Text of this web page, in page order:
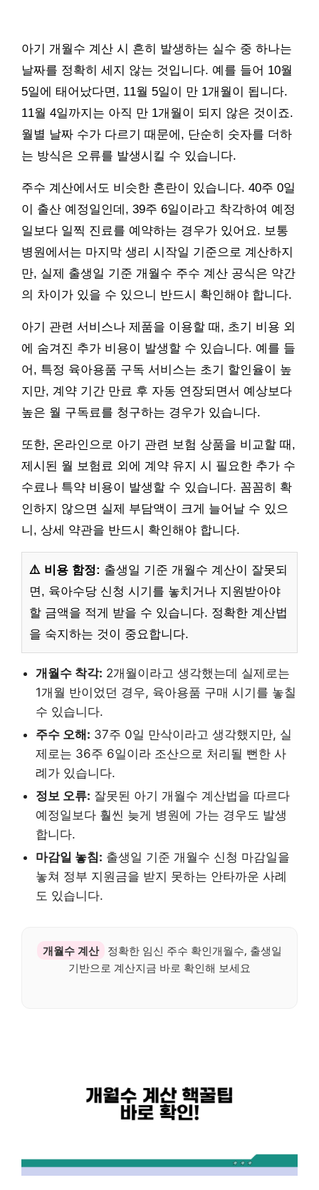
아기 개월수 계산 시 흔히 발생하는 실수 중 하나는
날짜를 정확히 세지 않는 것입니다. 예를 들어 10월
5일에 태어났다면, 11월 5일이 만 1개월이 됩니다.
11월 4일까지는 아직 만 1개월이 되지 않은 것이죠.
월별 날짜 수가 다르기 때문에, 단순히 숫자를 더하
는 방식은 오류를 발생시킬 수 있습니다.
주수 계산에서도 비슷한 혼란이 있습니다. 40주 0일
이 출산 예정일인데, 39주 6일이라고 착각하여 예정
일보다 일찍 진료를 예약하는 경우가 있어요. 보통
병원에서는 마지막 생리 시작일 기준으로 계산하지
만, 실제 출생일 기준 개월수 주수 계산 공식은 약간
의 차이가 있을 수 있으니 반드시 확인해야 합니다.
아기 관련 서비스나 제품을 이용할 때, 초기 비용 외
에 숨겨진 추가 비용이 발생할 수 있습니다. 예를 들
어, 특정 육아용품 구독 서비스는 초기 할인율이 높
지만, 계약 기간 만료 후 자동 연장되면서 예상보다
높은 월 구독료를 청구하는 경우가 있습니다.
또한, 온라인으로 아기 관련 보험 상품을 비교할 때,
제시된 월 보험료 외에 계약 유지 시 필요한 추가 수
수료나 특약 비용이 발생할 수 있습니다. 꼼꼼히 확
인하지 않으면 실제 부담액이 크게 늘어날 수 있으
니, 상세 약관을 반드시 확인해야 합니다.
⚠️ 비용 함정: 출생일 기준 개월수 계산이 잘못되
면, 육아수당 신청 시기를 놓치거나 지원받아야
할 금액을 적게 받을 수 있습니다. 정확한 계산법
을 숙지하는 것이 중요합니다.
개월수 착각: 2개월이라고 생각했는데 실제로는
1개월 반이었던 경우, 육아용품 구매 시기를 놓칠
수 있습니다.
주수 오해: 37주 0일 만삭이라고 생각했지만, 실
제로는 36주 6일이라 조산으로 처리될 뻔한 사
례가 있습니다.
정보 오류: 잘못된 아기 개월수 계산법을 따르다
예정일보다 훨씬 늦게 병원에 가는 경우도 발생
합니다.
마감일 놓침: 출생일 기준 개월수 신청 마감일을
놓쳐 정부 지원금을 받지 못하는 안타까운 사례
도 있습니다.
개월수 계산
정확한 임신 주수 확인개월수, 출생일
기반으로 계산지금 바로 확인해 보세요